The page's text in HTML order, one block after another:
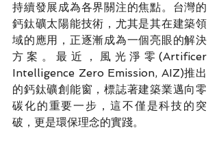
持續發展成為各界關注的焦點。台灣的
鈣鈦礦太陽能技術，尤其是其在建築領
域的應用，正逐漸成為一個亮眼的解決
方案。最近，風光淨零(Artificer
Intelligence Zero Emission, AIZ)推出
的鈣鈦礦創能窗，標誌著建築業邁向零
碳化的重要一步，這不僅是科技的突
破，更是環保理念的實踐。